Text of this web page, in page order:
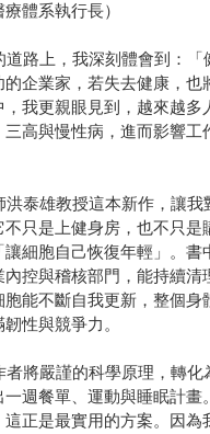
體系執行長）
路上，我深刻體會到：「
企業家，若失去健康，也
我更親眼見到，越來越多
高與慢性病，進而影響工
泰雄教授這本新作，讓我
只是上健身房，也不只是
細胞自己恢復年輕」。書
控與稽核部門，能持續清
能不斷自我更新，整個身
性與競爭力。
將嚴謹的科學原理，轉化
一週餐單、運動與睡眠計畫
正是最實用的方案。因為